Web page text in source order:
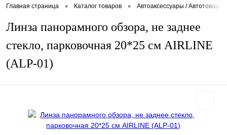
Главная страница • Каталог товаров • Автоаксессуары / Автотовары
Линза панорамного обзора, не заднее
стекло, парковочная 20*25 см AIRLINE
(ALP-01)